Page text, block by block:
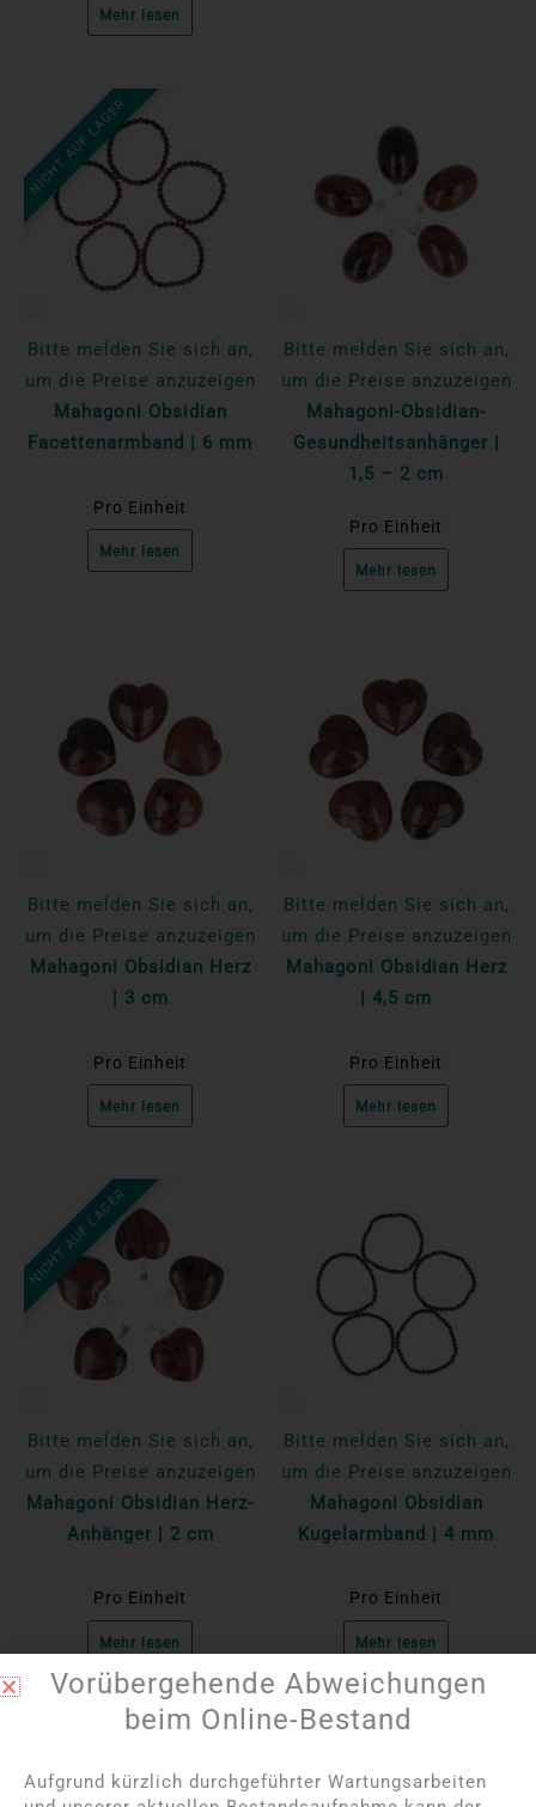
Mehr lesen
NICHT AUF LAGER
Bitte melden Sie sich an,
um die Preise anzuzeigen
Mahagoni Obsidian
Facettenarmband | 6 mm
Pro Einheit
Mehr lesen
Bitte melden Sie sich an,
um die Preise anzuzeigen
Mahagoni-Obsidian-
Gesundheitsanhänger |
1,5 – 2 cm
Pro Einheit
Mehr lesen
Bitte melden Sie sich an,
um die Preise anzuzeigen
Mahagoni Obsidian Herz
| 3 cm
Pro Einheit
Mehr lesen
Bitte melden Sie sich an,
um die Preise anzuzeigen
Mahagoni Obsidian Herz
| 4,5 cm
Pro Einheit
Mehr lesen
NICHT AUF LAGER
Bitte melden Sie sich an,
um die Preise anzuzeigen
Mahagoni Obsidian Herz-
Anhänger | 2 cm
Pro Einheit
Mehr lesen
Bitte melden Sie sich an,
um die Preise anzuzeigen
Mahagoni Obsidian
Kugelarmband | 4 mm
Pro Einheit
Mehr lesen
Vorübergehende Abweichungen
beim Online-Bestand
Aufgrund kürzlich durchgeführter Wartungsarbeiten